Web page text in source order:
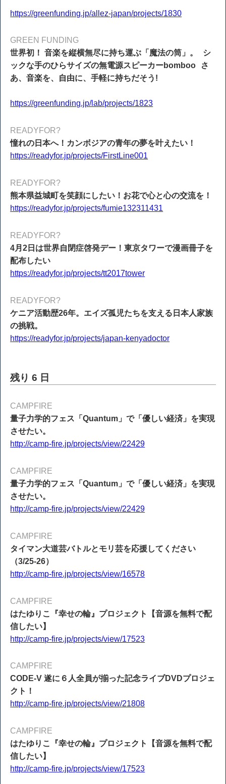
https://greenfunding.jp/allez-japan/projects/1830
GREEN FUNDING
世界初！ 音楽を縦横無尽に持ち運ぶ「魔法の筒」。 シ
ックな手のひらサイズの無電源スピーカーbomboo さ
あ、音楽を、自由に、手軽に持ちだそう!
https://greenfunding.jp/lab/projects/1823
READYFOR?
憧れの日本へ！カンボジアの青年の夢を叶えたい！
https://readyfor.jp/projects/FirstLine001
READYFOR?
熊本県益城町を笑顔にしたい！お花で心と心の交流を！
https://readyfor.jp/projects/fumie132311431
READYFOR?
4月2日は世界自閉症啓発デー！東京タワーで漫画冊子を
配布したい
https://readyfor.jp/projects/tt2017tower
READYFOR?
ケニア活動歴26年。エイズ孤児たちを支える日本人家族
の挑戦。
https://readyfor.jp/projects/japan-kenyadoctor
残り 6 日
CAMPFIRE
量子力学的フェス「Quantum」で「優しい経済」を実現
させたい。
http://camp-fire.jp/projects/view/22429
CAMPFIRE
量子力学的フェス「Quantum」で「優しい経済」を実現
させたい。
http://camp-fire.jp/projects/view/22429
CAMPFIRE
タイマン大道芸バトルとモリ芸を応援してください
（3/25-26）
http://camp-fire.jp/projects/view/16578
CAMPFIRE
はたゆりこ『幸せの輪』プロジェクト【音源を無料で配
信したい】
http://camp-fire.jp/projects/view/17523
CAMPFIRE
CODE-V 遂に６人全員が揃った記念ライブDVDプロジェ
クト！
http://camp-fire.jp/projects/view/21808
CAMPFIRE
はたゆりこ『幸せの輪』プロジェクト【音源を無料で配
信したい】
http://camp-fire.jp/projects/view/17523